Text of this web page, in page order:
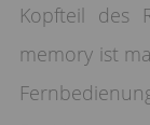
Kopfteil des
memory ist